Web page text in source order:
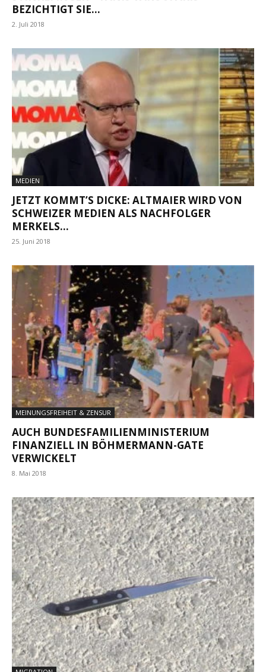
BEZICHTIGT SIE...
2. Juli 2018
MEDIEN
JETZT KOMMT’S DICKE: ALTMAIER WIRD VON
SCHWEIZER MEDIEN ALS NACHFOLGER
MERKELS...
25. Juni 2018
MEINUNGSFREIHEIT & ZENSUR
AUCH BUNDESFAMILIENMINISTERIUM
FINANZIELL IN BÖHMERMANN-GATE
VERWICKELT
8. Mai 2018